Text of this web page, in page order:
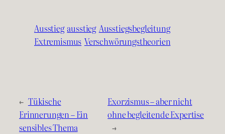
Ausstieg ausstieg Ausstiegsbegleitung
Extremismus Verschwörungstheorien
← Tükische
Erinnerungen – Ein
sensibles Thema
Exorzismus – aber nicht
ohne begleitende Expertise
→